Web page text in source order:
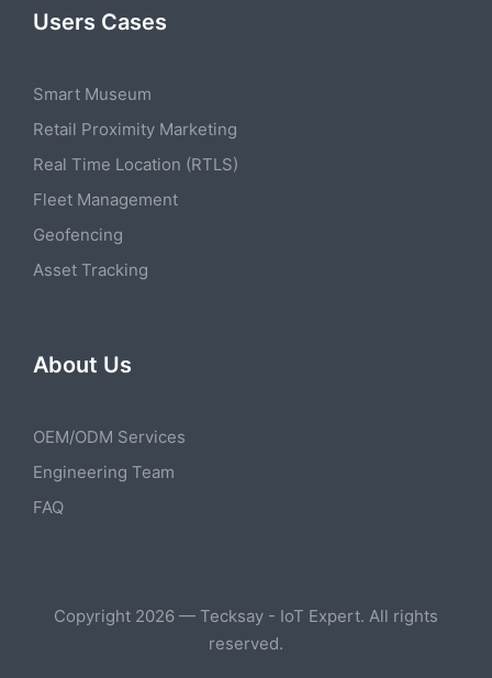
Users Cases
Smart Museum
Retail Proximity Marketing
Real Time Location (RTLS)
Fleet Management
Geofencing
Asset Tracking
About Us
OEM/ODM Services
Engineering Team
FAQ
Copyright 2026 — Tecksay - IoT Expert. All rights
reserved.